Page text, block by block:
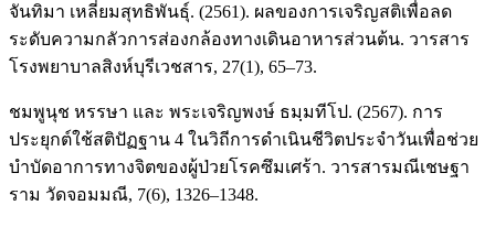
จันทิมา เหลี่ยมสุทธิพันธุ์. (2561). ผลของการเจริญสติเพื่อลด
ระดับความกลัวการส่องกล้องทางเดินอาหารส่วนต้น. วารสาร
โรงพยาบาลสิงห์บุรีเวชสาร, 27(1), 65–73.
ชมพูนุช หรรษา และ พระเจริญพงษ์ ธมฺมทีโป. (2567). การ
ประยุกต์ใช้สติปัฏฐาน 4 ในวิถีการดำเนินชีวิตประจำวันเพื่อช่วย
บำบัดอาการทางจิตของผู้ป่วยโรคซึมเศร้า. วารสารมณีเชษฐา
ราม วัดจอมมณี, 7(6), 1326–1348.